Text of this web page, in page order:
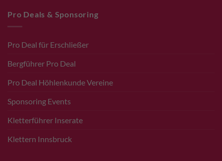
Pro Deals & Sponsoring
Pro Deal für Erschließer
Bergführer Pro Deal
Pro Deal Höhlenkunde Vereine
Sponsoring Events
Kletterführer Inserate
Klettern Innsbruck